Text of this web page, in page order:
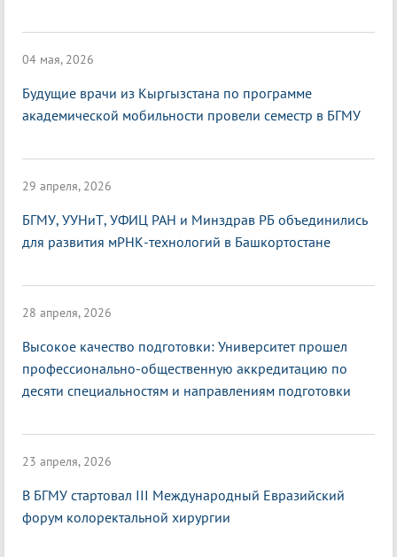
04 мая, 2026
Будущие врачи из Кыргызстана по программе
академической мобильности провели семестр в БГМУ
29 апреля, 2026
БГМУ, УУНиТ, УФИЦ РАН и Минздрав РБ объединились
для развития мРНК-технологий в Башкортостане
28 апреля, 2026
Высокое качество подготовки: Университет прошел
профессионально-общественную аккредитацию по
десяти специальностям и направлениям подготовки
23 апреля, 2026
В БГМУ стартовал III Международный Евразийский
форум колоректальной хирургии